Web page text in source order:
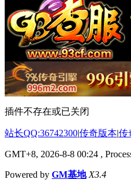
插件不存在或已关闭
站长QQ:36742300|传奇版本|传
GMT+8, 2026-8-8 00:24 ,
Powered by GM基地 X3.4